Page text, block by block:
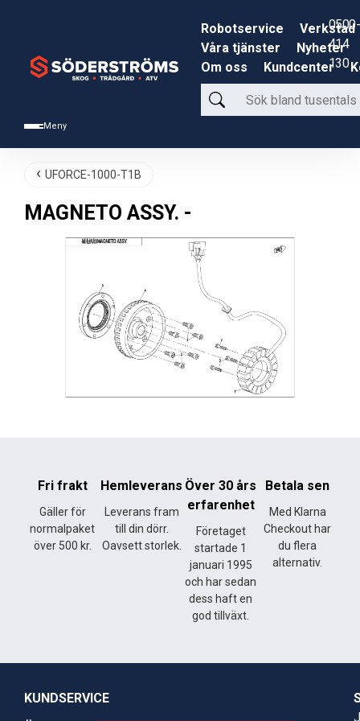
Meny
Robotservice
Verkstad
Våra tjänster
Nyheter
Om oss
Kundcenter
Sök
bland
produkter
0500-
414
130
UFORCE-1000-T1B
MAGNETO ASSY. -
Fri frakt
Gäller för
normalpaket
över 500 kr.
Hemleverans
Leverans fram
till din dörr.
Oavsett storlek.
Över 30 års
erfarenhet
Företaget
startade 1
januari 1995
och har sedan
dess haft en
god tillväxt.
Betala sen
Med Klarna
Checkout har
du flera
alternativ.
KUNDSERVICE